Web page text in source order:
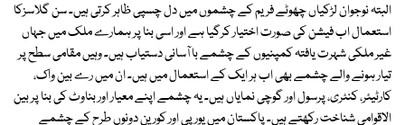
البتہ نوجوان لڑکیاں چھوٹے فریم کے چشموں میں دل چسپی ظاہر کرتی ہیں۔ سن گلاسزکا
استعمال اب فیشن کی صورت اختیار کرگیا ہے اور اسی بنا پر ہمارے ملک میں جہاں
غیر ملکی شہرت یافتہ کمپنیوں کے چشمے با آسانی دستیاب ہیں۔ وہیں مقامی سطح پر
تیار ہونے والے چشمے بھی اب ہر ایک کے استعمال میں ہیں۔ ان میں رے بین واک،
کارٹیئر، کنٹری، پرسول اور گوچی نمایاں ہیں۔ یہ چشمے اپنے معیار اور بناوٹ کی بنا پر بین
الاقوامی شناخت رکھتے ہیں۔ پاکستان میں یورپی اور کورین دونوں طرح کے چشمے